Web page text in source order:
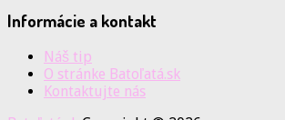
Informácie a kontakt
Náš tip
O stránke Batoľatá.sk
Kontaktujte nás